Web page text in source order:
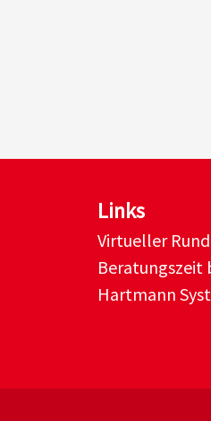
Links
Virtueller
Beratungszeit
Hartmann